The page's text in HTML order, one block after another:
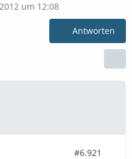
um 12:08
Antworten
#6.921